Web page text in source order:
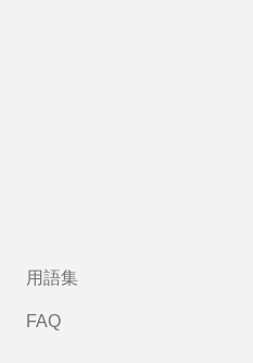
用語集
FAQ